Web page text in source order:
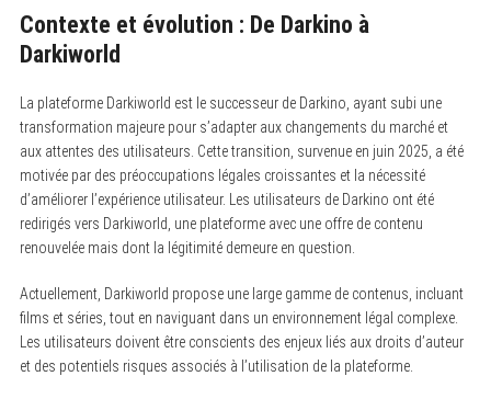
Contexte et évolution : De Darkino à
Darkiworld
La plateforme Darkiworld est le successeur de Darkino, ayant subi une
transformation majeure pour s’adapter aux changements du marché et
aux attentes des utilisateurs. Cette transition, survenue en juin 2025, a été
motivée par des préoccupations légales croissantes et la nécessité
d’améliorer l’expérience utilisateur. Les utilisateurs de Darkino ont été
redirigés vers Darkiworld, une plateforme avec une offre de contenu
renouvelée mais dont la légitimité demeure en question.
Actuellement, Darkiworld propose une large gamme de contenus, incluant
films et séries, tout en naviguant dans un environnement légal complexe.
Les utilisateurs doivent être conscients des enjeux liés aux droits d’auteur
et des potentiels risques associés à l’utilisation de la plateforme.